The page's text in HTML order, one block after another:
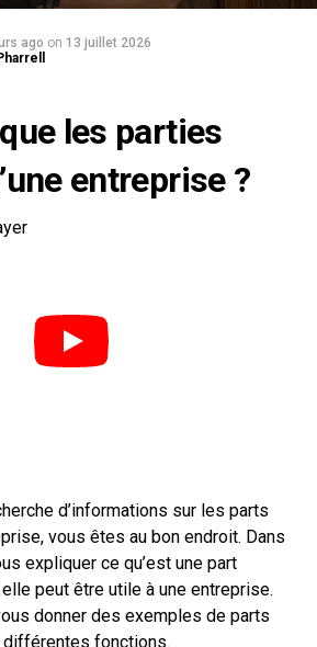
ago on 13 juillet 2026
les parties
entreprise ?
d’informations sur les parts
vous êtes au bon endroit. Dans
expliquer ce qu’est une part
peut être utile à une entreprise.
donner des exemples de parts
fonctions.